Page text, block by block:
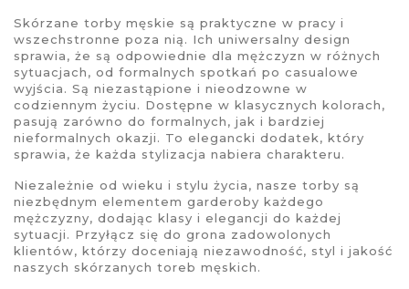
Skórzane torby męskie są praktyczne w pracy i
wszechstronne poza nią. Ich uniwersalny design
sprawia, że są odpowiednie dla mężczyzn w różnych
sytuacjach, od formalnych spotkań po casualowe
wyjścia. Są niezastąpione i nieodzowne w
codziennym życiu. Dostępne w klasycznych kolorach,
pasują zarówno do formalnych, jak i bardziej
nieformalnych okazji. To elegancki dodatek, który
sprawia, że każda stylizacja nabiera charakteru.
Niezależnie od wieku i stylu życia, nasze torby są
niezbędnym elementem garderoby każdego
mężczyzny, dodając klasy i elegancji do każdej
sytuacji. Przyłącz się do grona zadowolonych
klientów, którzy doceniają niezawodność, styl i jakość
naszych skórzanych toreb męskich.